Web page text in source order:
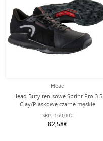
Head
Head Buty tenisowe Sprint Pro 3.5
Clay/Piaskowe czarne męskie
SRP: 160,00€
82,58€